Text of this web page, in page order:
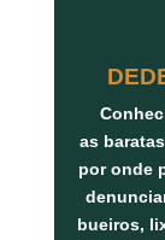
as
por onde
bueiros,